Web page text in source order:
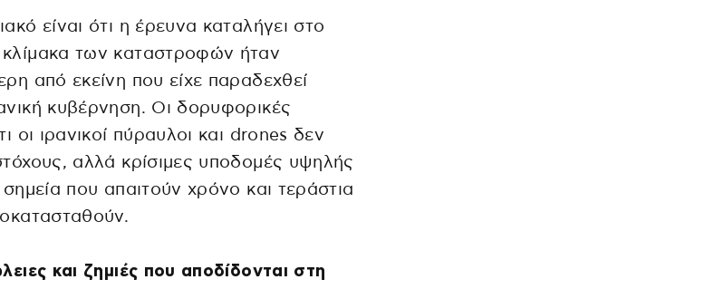
είναι ότι η έρευνα καταλήγει στο
των καταστροφών ήταν
από εκείνη που είχε παραδεχθεί
κυβέρνηση. Οι δορυφορικές
οι ιρανικοί πύραυλοι και drones δεν
αλλά κρίσιμες υποδομές υψηλής
που απαιτούν χρόνο και τεράστια
και ζημιές που αποδίδονται στη